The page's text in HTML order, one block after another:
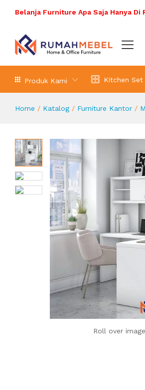
Belanja Furniture Apa Saja Hanya Di
Produk Kami Kitchen Set
Home / Katalog / Furniture Kantor /
Roll over
Meja Kerja Kantor